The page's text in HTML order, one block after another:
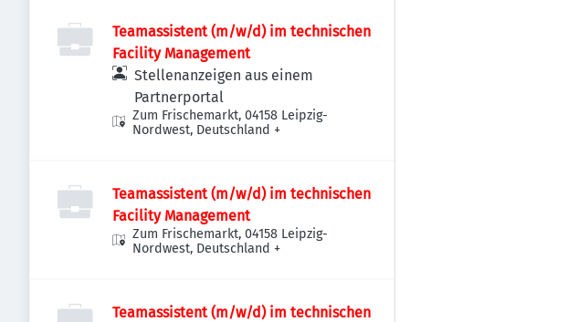
Teamassistent (m/w/d) im technischen
Facility Management
Stellenanzeigen aus einem
Partnerportal
Zum Frischemarkt, 04158 Leipzig-
Nordwest, Deutschland +
Teamassistent (m/w/d) im technischen
Facility Management
Zum Frischemarkt, 04158 Leipzig-
Nordwest, Deutschland +
Teamassistent (m/w/d) im technischen